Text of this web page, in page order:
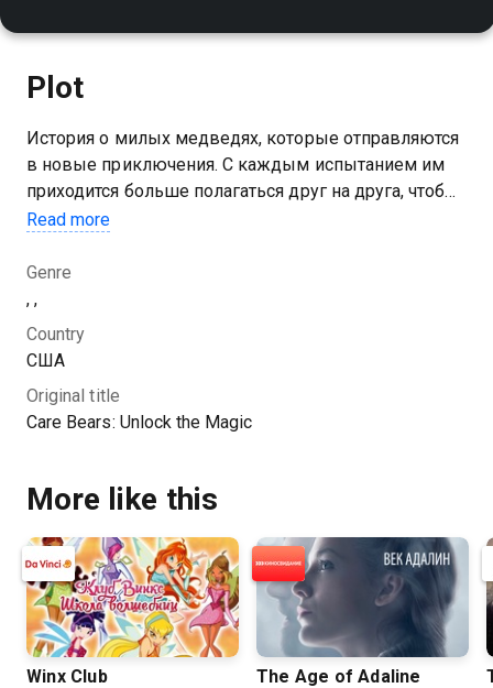
Plot
История о милых медведях, которые отправляются
в новые приключения. С каждым испытанием им
приходится больше полагаться друг на друга, чтобы
продолжать распространять заботу и взаимопомощь
Read more
Genre
, ,
Country
США
Original title
Care Bears: Unlock the Magic
More like this
Winx Club The Age of Adaline